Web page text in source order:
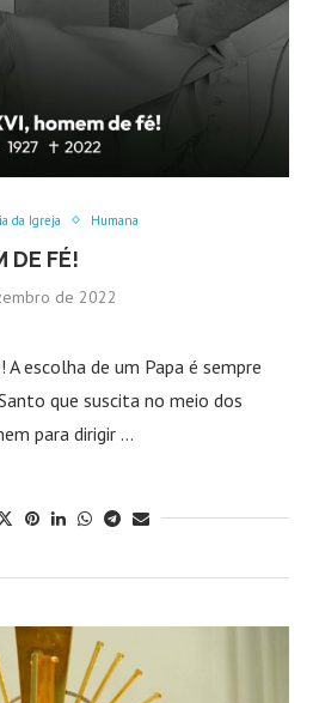
da Igreja Humana
DE FÉ!
de 2022
escolha de um Papa é sempre
que suscita no meio dos
para dirigir …